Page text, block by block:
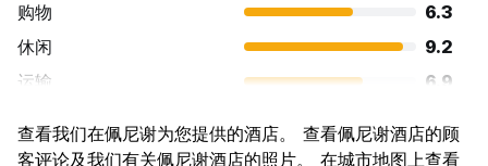
购物
6.3
休闲
9.2
运输
6.9
文化
7.5
查看我们在佩尼谢为您提供的酒店。 查看佩尼谢酒店的顾
客评论及我们有关佩尼谢酒店的照片。 在城市地图上查看